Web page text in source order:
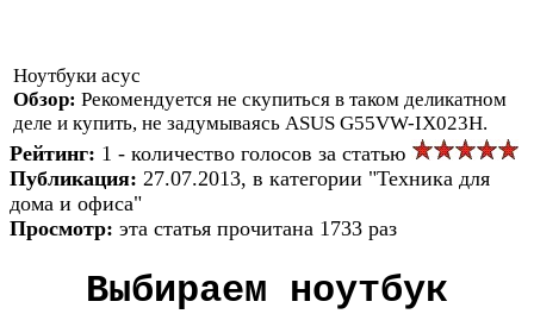
Ноутбуки асус
Обзор: Рекомендуется не скупиться в таком деликатном
деле и купить, не задумываясь ASUS G55VW-IX023H.
Рейтинг: 1 - количество голосов за статью
Публикация: 27.07.2013, в категории "Техника для
дома и офиса"
Просмотр: эта статья прочитана 1733 раз
Выбираем ноутбук